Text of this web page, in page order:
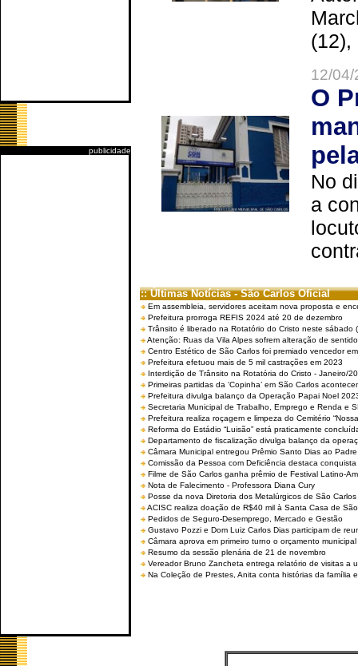
publicidade
(12),
12/
O
No
a
:: Últimas Notícias - São Carlos Oficial
Em assembleia, servidores aceitam nova proposta e
Prefeitura prorroga REFIS 2024 até 20 de dezembro
Trânsito é liberado na Rotatório do Cristo neste sábado
Atenção: Ruas da Vila Alpes sofrem alteração de
Centro Estético de São Carlos foi premiado vencedor
Prefeitura efetuou mais de 5 mil castrações em 2023
Interdição de Trânsito na Rotatória do Cristo - Janeiro/
Primeiras partidas da ‘Copinha’ em São Carlos
Prefeitura divulga balanço da Operação Papai Noel
Secretaria Municipal de Trabalho, Emprego e Renda e
Prefeitura realiza roçagem e limpeza do Cemitério
Reforma do Estádio “Luisão” está praticamente
Departamento de fiscalização divulga balanço da
Câmara Municipal entregou Prêmio Santo Dias ao
Comissão da Pessoa com Deficiência destaca
Filme de São Carlos ganha prêmio de Festival Latino-
Nota de Falecimento - Professora Diana Cury
Posse da nova Diretoria dos Metalúrgicos de São
ACISC realiza doação de R$40 mil à Santa Casa de
Pedidos de Seguro-Desemprego, Mercado e Gestão
Gustavo Pozzi e Dom Luiz Carlos Dias participam de
Câmara aprova em primeiro turno o orçamento
Resumo da sessão plenária de 21 de novembro
Vereador Bruno Zancheta entrega relatório de visitas a
Na Coleção de Prestes, Anita conta histórias da família